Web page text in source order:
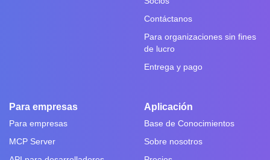
Contáctanos
Para organizaciones sin fines
de lucro
Entrega y pago
Para empresas
Para empresas
MCP Server
Aplicación
Base de Conocimientos
Sobre nosotros